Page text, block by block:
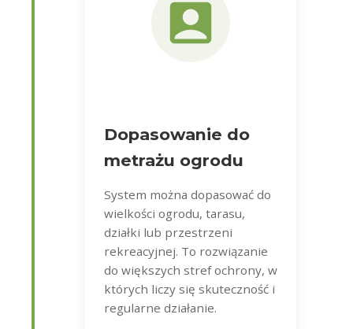
Dopasowanie do
metrażu ogrodu
System można dopasować do
wielkości ogrodu, tarasu,
działki lub przestrzeni
rekreacyjnej. To rozwiązanie
do większych stref ochrony, w
których liczy się skuteczność i
regularne działanie.